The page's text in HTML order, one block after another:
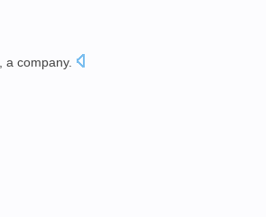
, a company.